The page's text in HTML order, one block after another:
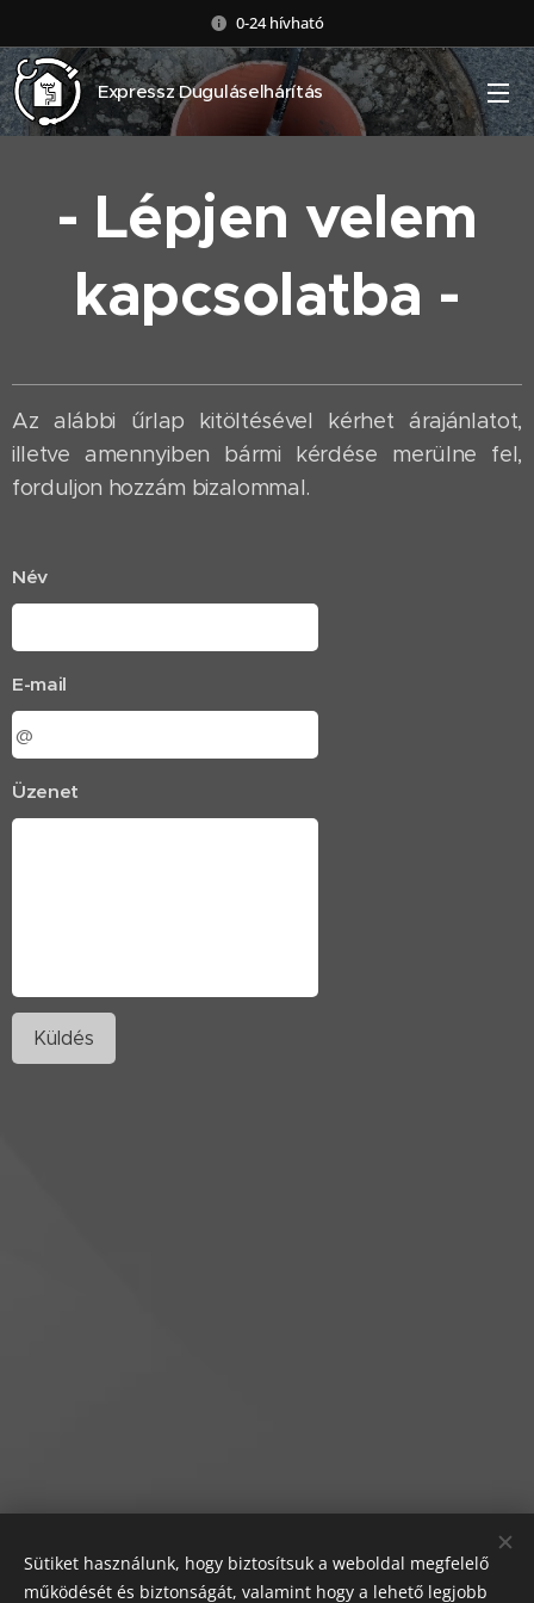
0-24 hívható
Expressz Duguláselhárítás
- Lépjen velem
kapcsolatba -
Az alábbi űrlap kitöltésével kérhet árajánlatot,
illetve amennyiben bármi kérdése merülne fel,
forduljon hozzám bizalommal.
Név
E-mail
Üzenet
Küldés
Sütiket használunk, hogy biztosítsuk a weboldal megfelelő
működését és biztonságát, valamint hogy a lehető legjobb